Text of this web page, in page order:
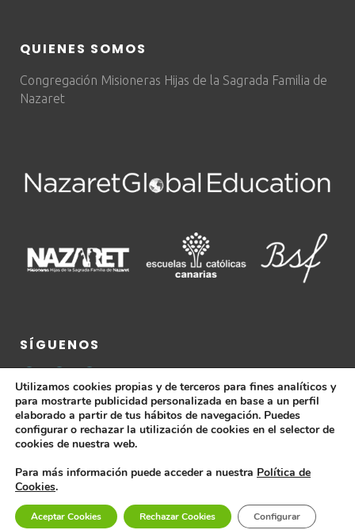
QUIENES SOMOS
Congregación Misioneras Hijas de la Sagrada Familia de
Nazaret
SÍGUENOS
Colegio Sagrada Familia © 2026 |Aviso Legal · Política de
Cookies · Política de Privacidad · Condiciones de Compra
Utilizamos cookies propias y de terceros para fines analíticos y
para mostrarte publicidad personalizada en base a un perfil
elaborado a partir de tus hábitos de navegación. Puedes
configurar o rechazar la utilización de cookies en el selector de
cookies de nuestra web.
Para más información puede acceder a nuestra Política de
Cookies.
Aceptar Cookies Rechazar Cookies Configurar